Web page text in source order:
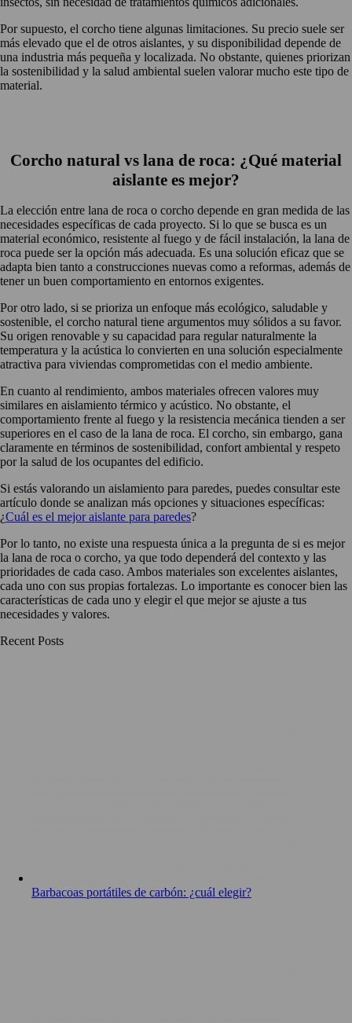
Por supuesto, el corcho tiene algunas limitaciones. Su precio suele ser
más elevado que el de otros aislantes, y su disponibilidad depende de
una industria más pequeña y localizada. No obstante, quienes priorizan
la sostenibilidad y la salud ambiental suelen valorar mucho este tipo de
material.
Corcho natural vs lana de roca: ¿Qué material
aislante es mejor?
La elección entre lana de roca o corcho depende en gran medida de las
necesidades específicas de cada proyecto. Si lo que se busca es un
material económico, resistente al fuego y de fácil instalación, la lana de
roca puede ser la opción más adecuada. Es una solución eficaz que se
adapta bien tanto a construcciones nuevas como a reformas, además de
tener un buen comportamiento en entornos exigentes.
Por otro lado, si se prioriza un enfoque más ecológico, saludable y
sostenible, el corcho natural tiene argumentos muy sólidos a su favor.
Su origen renovable y su capacidad para regular naturalmente la
temperatura y la acústica lo convierten en una solución especialmente
atractiva para viviendas comprometidas con el medio ambiente.
En cuanto al rendimiento, ambos materiales ofrecen valores muy
similares en aislamiento térmico y acústico. No obstante, el
comportamiento frente al fuego y la resistencia mecánica tienden a ser
superiores en el caso de la lana de roca. El corcho, sin embargo, gana
claramente en términos de sostenibilidad, confort ambiental y respeto
por la salud de los ocupantes del edificio.
Si estás valorando un aislamiento para paredes, puedes consultar este
artículo donde se analizan más opciones y situaciones específicas:
¿Cuál es el mejor aislante para paredes?
Por lo tanto, no existe una respuesta única a la pregunta de si es mejor
la lana de roca o corcho, ya que todo dependerá del contexto y las
prioridades de cada caso. Ambos materiales son excelentes aislantes,
cada uno con sus propias fortalezas. Lo importante es conocer bien las
características de cada uno y elegir el que mejor se ajuste a tus
necesidades y valores.
Recent Posts
Barbacoas portátiles de carbón: ¿cuál elegir?